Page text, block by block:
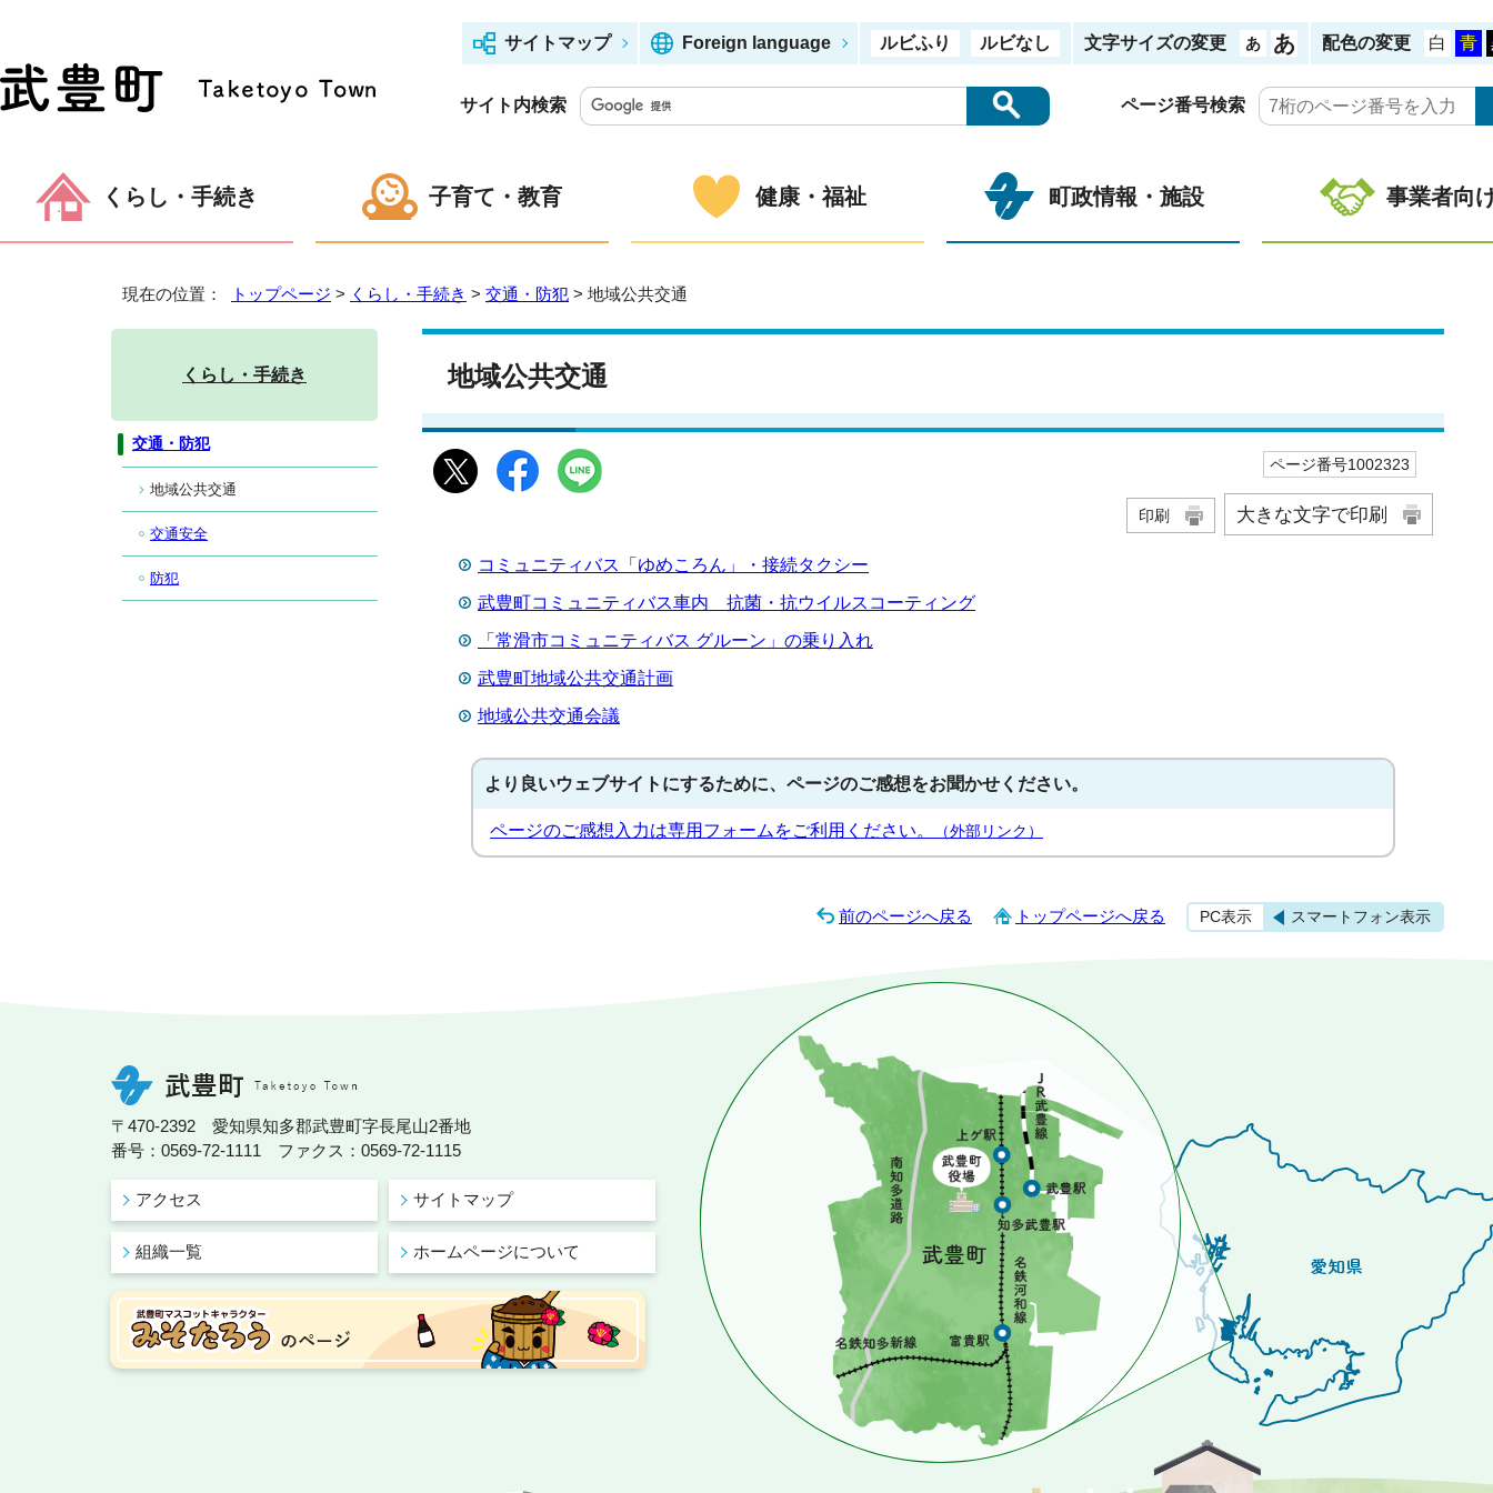
サイトマップ Foreign language ルビふり ルビなし 文字サイズの変更 配色の変更
サイト内検索 ページ番号検索
くらし・手続き 子育て・教育 健康・福祉 町政情報・施設 事業者向
現在の位置： トップページ > くらし・手続き > 交通・防犯 > 地域公共交通
地域公共交通
ページ番号1002323
印刷 大きな文字で印刷
コミュニティバス「ゆめころん」・接続タクシー
武豊町コミュニティバス車内 抗菌・抗ウイルスコーティング
「常滑市コミュニティバス グルーン」の乗り入れ
武豊町地域公共交通計画
地域公共交通会議
より良いウェブサイトにするために、ページのご感想をお聞かせください。
ページのご感想入力は専用フォームをご利用ください。 （外部リンク）
くらし・手続き
交通・防犯
地域公共交通
交通安全
防犯
前のページへ戻る トップページへ戻る PC表示 スマートフォン表示
〒470-2392 愛知県知多郡武豊町字長尾山2番地
番号：0569-72-1111 ファクス：0569-72-1115
アクセス サイトマップ
組織一覧 ホームページについて